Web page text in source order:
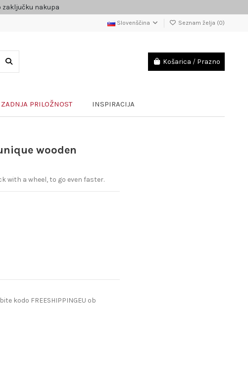
zaključku nakupa
Slovenščina Seznam želja (0)
Košarica / Prazno
ZADNJA PRILOŽNOST INSPIRACIJA
wooden
with a wheel, to go even faster.
kodo FREESHIPPINGEU ob